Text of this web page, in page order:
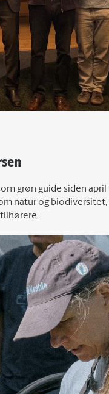
grøn guide siden
natur og biodiversitet,